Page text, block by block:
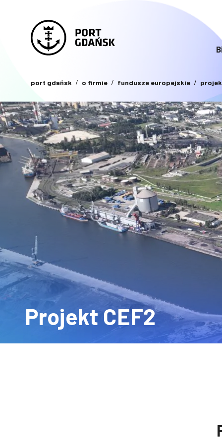
port gdańsk o firmie fundusze europejskie
Projekt CEF2